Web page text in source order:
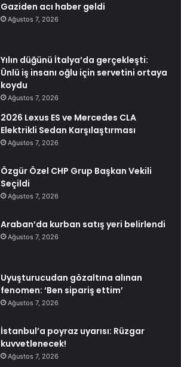
Gaziden acı haber geldi
Ağustos 7, 2026
Yılın düğünü İtalya’da gerçekleşti:
Ünlü iş insanı oğlu için servetini ortaya
koydu
Ağustos 7, 2026
2026 Lexus ES ve Mercedes CLA
Elektrikli Sedan Karşılaştırması
Ağustos 7, 2026
Özgür Özel CHP Grup Başkan Vekili
Seçildi
Ağustos 7, 2026
Araban’da kurban satış yeri belirlendi
Ağustos 7, 2026
Uyuşturucudan gözaltına alınan
fenomen: ‘Ben sipariş ettim’
Ağustos 7, 2026
İstanbul’a poyraz uyarısı: Rüzgar
kuvvetlenecek!
Ağustos 7, 2026